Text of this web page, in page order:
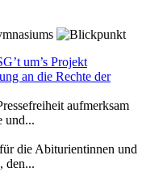
um’s Projekt
an die Rechte der
aufmerksam
und...
die Abiturientinnen und
den...